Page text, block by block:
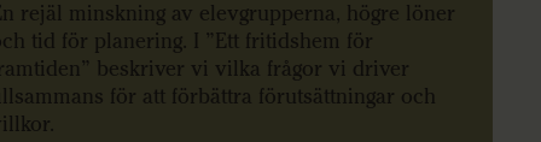
rejäl minskning av elevgrupperna, högre löner
tid för planering. I ”Ett fritidshem för
beskriver vi vilka frågor vi driver
för att förbättra förutsättningar och